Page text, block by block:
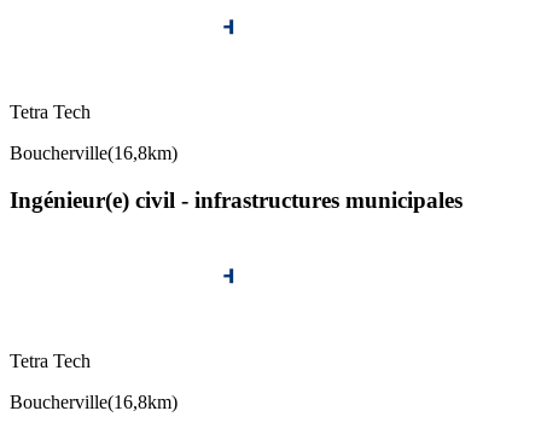
Tetra Tech
Boucherville(16,8km)
Ingénieur(e) civil - infrastructures municipales
Tetra Tech
Boucherville(16,8km)